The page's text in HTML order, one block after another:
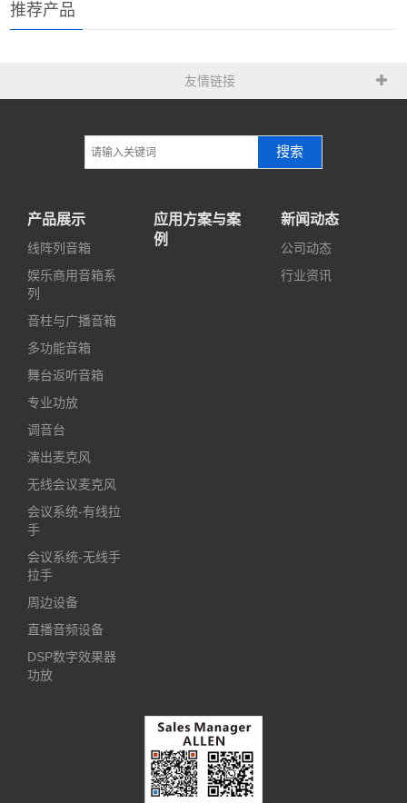
推荐产品
友情链接
搜索
产品展示
线阵列音箱
娱乐商用音箱系
列
音柱与广播音箱
多功能音箱
舞台返听音箱
专业功放
调音台
演出麦克风
无线会议麦克风
会议系统-有线拉
手
会议系统-无线手
拉手
周边设备
直播音频设备
DSP数字效果器
功放
应用方案与案
例
新闻动态
公司动态
行业资讯